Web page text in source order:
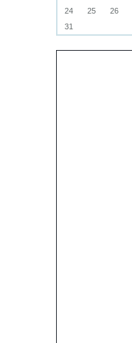
24
25 26
31